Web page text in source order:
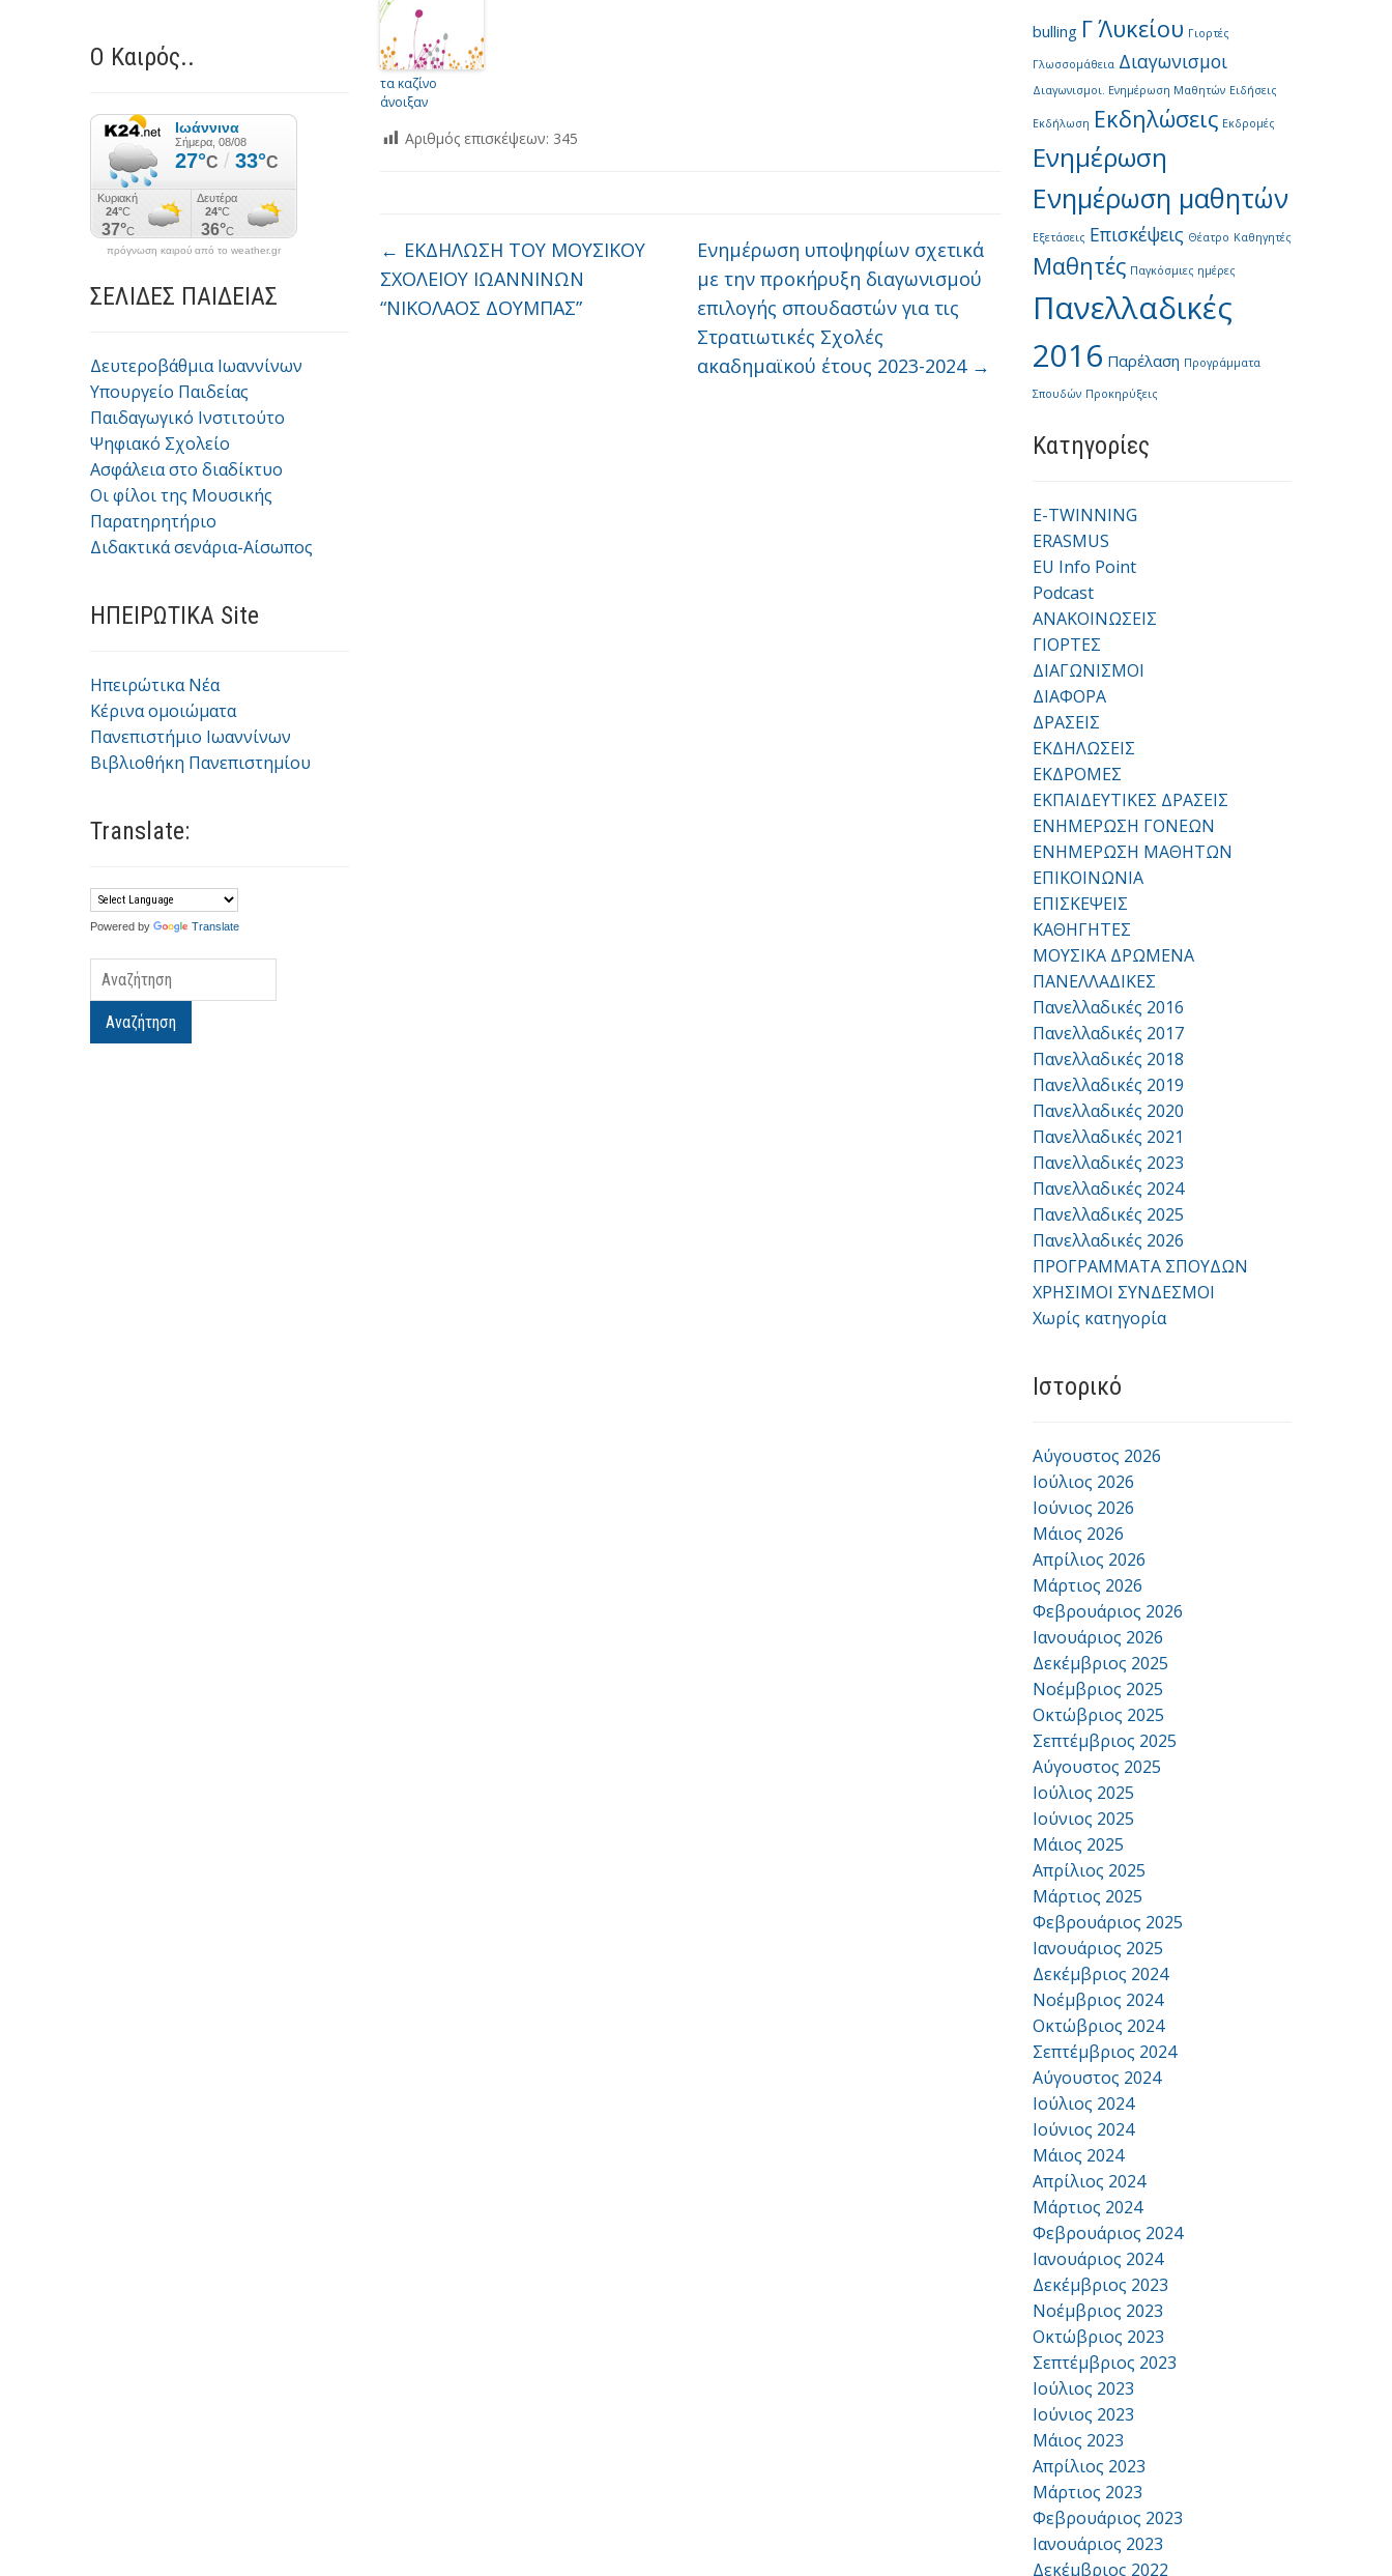
Ο Καιρός..
πρόγνωση καιρού από το weather.gr
ΣΕΛΙΔΕΣ ΠΑΙΔΕΙΑΣ
Δευτεροβάθμια Ιωαννίνων
Υπουργείο Παιδείας
Παιδαγωγικό Ινστιτούτο
Ψηφιακό Σχολείο
Ασφάλεια στο διαδίκτυο
Οι φίλοι της Μουσικής
Παρατηρητήριο
Διδακτικά σενάρια-Αίσωπος
ΗΠΕΙΡΩΤΙΚΑ Site
Ηπειρώτικα Νέα
Κέρινα ομοιώματα
Πανεπιστήμιο Ιωαννίνων
Βιβλιοθήκη Πανεπιστημίου
Translate:
Powered by Translate
Αναζήτηση
τα καζίνο
άνοιξαν
Αριθμός επισκέψεων: 345
← ΕΚΔΗΛΩΣΗ ΤΟΥ ΜΟΥΣΙΚΟΥ
ΣΧΟΛΕΙΟΥ ΙΩΑΝΝΙΝΩΝ
“ΝΙΚΟΛΑΟΣ ΔΟΥΜΠΑΣ”
Ενημέρωση υποψηφίων σχετικά
με την προκήρυξη διαγωνισμού
επιλογής σπουδαστών για τις
Στρατιωτικές Σχολές
ακαδημαϊκού έτους 2023-2024 →
bulling Γ΄ Λυκείου Γιορτές
Γλωσσομάθεια Διαγωνισμοι
Διαγωνισμοι. Ενημέρωση Μαθητών Ειδήσεις
Εκδήλωση Εκδηλώσεις Εκδρομές
Ενημέρωση
Ενημέρωση μαθητών
Εξετάσεις Επισκέψεις Θέατρο Καθηγητές
Μαθητές Παγκόσμιες ημέρες
Πανελλαδικές
2016 Παρέλαση Προγράμματα
Σπουδών Προκηρύξεις
Kατηγορίες
E-TWINNING
ERASMUS
EU Info Point
Podcast
ΑΝΑΚΟΙΝΩΣΕΙΣ
ΓΙΟΡΤΕΣ
ΔΙΑΓΩΝΙΣΜΟΙ
ΔΙΑΦΟΡΑ
ΔΡΑΣΕΙΣ
ΕΚΔΗΛΩΣΕΙΣ
ΕΚΔΡΟΜΕΣ
ΕΚΠΑΙΔΕΥΤΙΚΕΣ ΔΡΑΣΕΙΣ
ΕΝΗΜΕΡΩΣΗ ΓΟΝΕΩΝ
ΕΝΗΜΕΡΩΣΗ ΜΑΘΗΤΩΝ
ΕΠΙΚΟΙΝΩΝΙΑ
ΕΠΙΣΚΕΨΕΙΣ
ΚΑΘΗΓΗΤΕΣ
ΜΟΥΣΙΚΑ ΔΡΩΜΕΝΑ
ΠΑΝΕΛΛΑΔΙΚΕΣ
Πανελλαδικές 2016
Πανελλαδικές 2017
Πανελλαδικές 2018
Πανελλαδικές 2019
Πανελλαδικές 2020
Πανελλαδικές 2021
Πανελλαδικές 2023
Πανελλαδικές 2024
Πανελλαδικές 2025
Πανελλαδικές 2026
ΠΡΟΓΡΑΜΜΑΤΑ ΣΠΟΥΔΩΝ
ΧΡΗΣΙΜΟΙ ΣΥΝΔΕΣΜΟΙ
Χωρίς κατηγορία
Ιστορικό
Αύγουστος 2026
Ιούλιος 2026
Ιούνιος 2026
Μάιος 2026
Απρίλιος 2026
Μάρτιος 2026
Φεβρουάριος 2026
Ιανουάριος 2026
Δεκέμβριος 2025
Νοέμβριος 2025
Οκτώβριος 2025
Σεπτέμβριος 2025
Αύγουστος 2025
Ιούλιος 2025
Ιούνιος 2025
Μάιος 2025
Απρίλιος 2025
Μάρτιος 2025
Φεβρουάριος 2025
Ιανουάριος 2025
Δεκέμβριος 2024
Νοέμβριος 2024
Οκτώβριος 2024
Σεπτέμβριος 2024
Αύγουστος 2024
Ιούλιος 2024
Ιούνιος 2024
Μάιος 2024
Απρίλιος 2024
Μάρτιος 2024
Φεβρουάριος 2024
Ιανουάριος 2024
Δεκέμβριος 2023
Νοέμβριος 2023
Οκτώβριος 2023
Σεπτέμβριος 2023
Ιούλιος 2023
Ιούνιος 2023
Μάιος 2023
Απρίλιος 2023
Μάρτιος 2023
Φεβρουάριος 2023
Ιανουάριος 2023
Δεκέμβριος 2022